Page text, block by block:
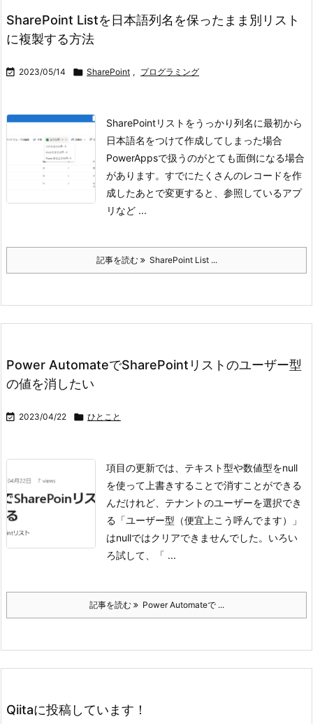
SharePoint Listを日本語列名を保ったまま別リスト
に複製する方法
 2023/05/14  SharePoint , プログラミング
SharePointリストをうっかり列名に最初から
日本語名をつけて作成してしまった場合
PowerAppsで扱うのがとても面倒になる場合
があります。 すでにたくさんのレコードを作
成したあとで変更すると、参照しているアプ
リなど ...
記事を読む SharePoint List ...
Power AutomateでSharePointリストのユーザー型
の値を消したい
 2023/04/22  ひとこと
項目の更新では、テキスト型や数値型をnull
を使って上書きすることで消すことができる
んだけれど、テナントのユーザーを選択でき
る「ユーザー型（便宜上こう呼んでます）」
はnullではクリアできませんでした。 いろい
ろ試して、「 ...
記事を読む Power Automateで ...
Qiitaに投稿しています！